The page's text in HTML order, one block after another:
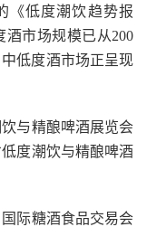
《低度潮饮趋势报
酒市场规模已从200
低度酒市场正呈现
与精酿啤酒展览会
度潮饮与精酿啤酒
际糖酒食品交易会